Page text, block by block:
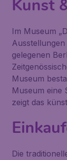
Kunst
Im Museum
gelegenen
Museum
Museum eine
zeigt das
Die